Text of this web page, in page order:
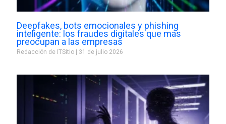
Deepfakes, bots emocionales y phishing
inteligente: los fraudes digitales que más
preocupan a las empresas
Redacción de ITSitio 31 de julio 2026